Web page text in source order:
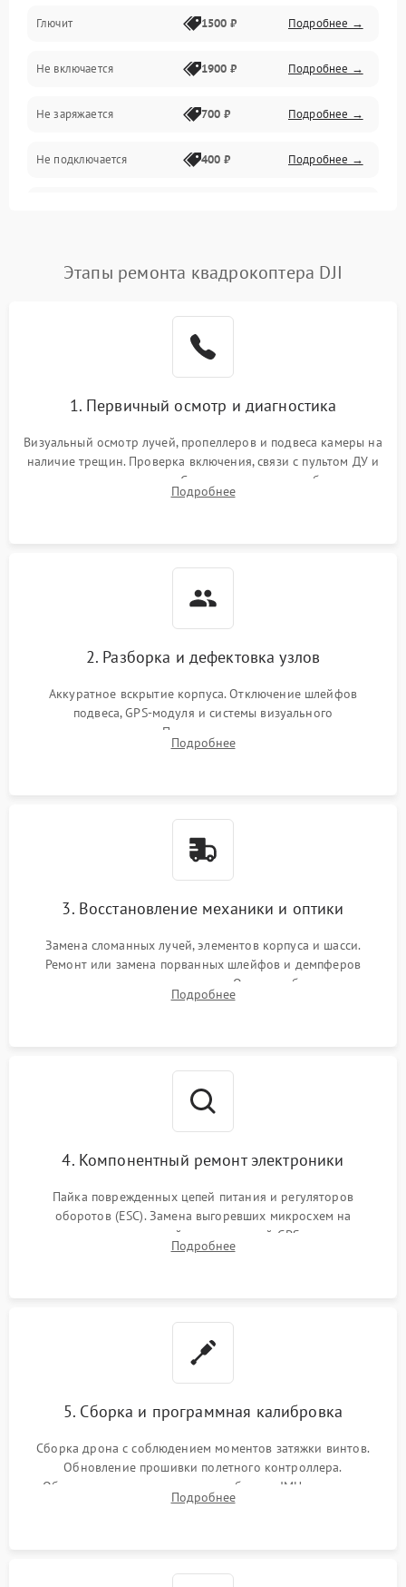
Механические повреждения
Глючит 1500 ₽ Подробнее →
Не включается 1900 ₽ Подробнее →
Не заряжается 700 ₽ Подробнее →
Не подключается 400 ₽ Подробнее →
Этапы ремонта квадрокоптера DJI
1. Первичный осмотр и диагностика
Визуальный осмотр лучей, пропеллеров и подвеса камеры на
наличие трещин. Проверка включения, связи с пультом ДУ и
передачи видеосигнала. Считывание логов ошибок через
полетное ПО для определения характера неисправности.
Подробнее
2. Разборка и дефектовка узлов
Аккуратное вскрытие корпуса. Отключение шлейфов
подвеса, GPS-модуля и системы визуального
позиционирования. Проверка полетного контроллера,
регуляторов оборотов (ESC) и бесколлекторных моторов на
Подробнее
3. Восстановление механики и оптики
Замена сломанных лучей, элементов корпуса и шасси.
Ремонт или замена порванных шлейфов и демпферов
трехосевого подвеса камеры. Очистка объектива,
восстановление механизма фокусировки. Установка новых
Подробнее
4. Компонентный ремонт электроники
Пайка поврежденных цепей питания и регуляторов
оборотов (ESC). Замена выгоревших микросхем на
материнской плате, модулей GPS
Подробнее
5. Сборка и программная калибровка
Сборка дрона с соблюдением моментов затяжки винтов.
Обновление прошивки полетного контроллера.
Обязательная программная калибровка IMU-сенсоров,
компаса, датчиков позиционирования и горизонта подвеса
Подробнее